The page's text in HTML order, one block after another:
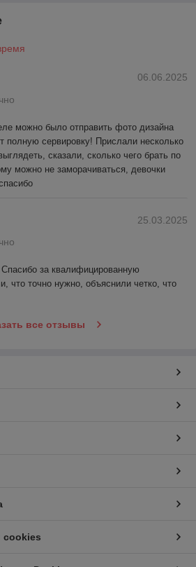
06.06.2025
можно было отправить фото дизайна
полную сервировку! Прислали несколько
сказали, сколько чего брать по
можно не заморачиваться, девочки
25.03.2025
за квалифицированную
что точно нужно, объяснили четко, что
все отзывы
cookies